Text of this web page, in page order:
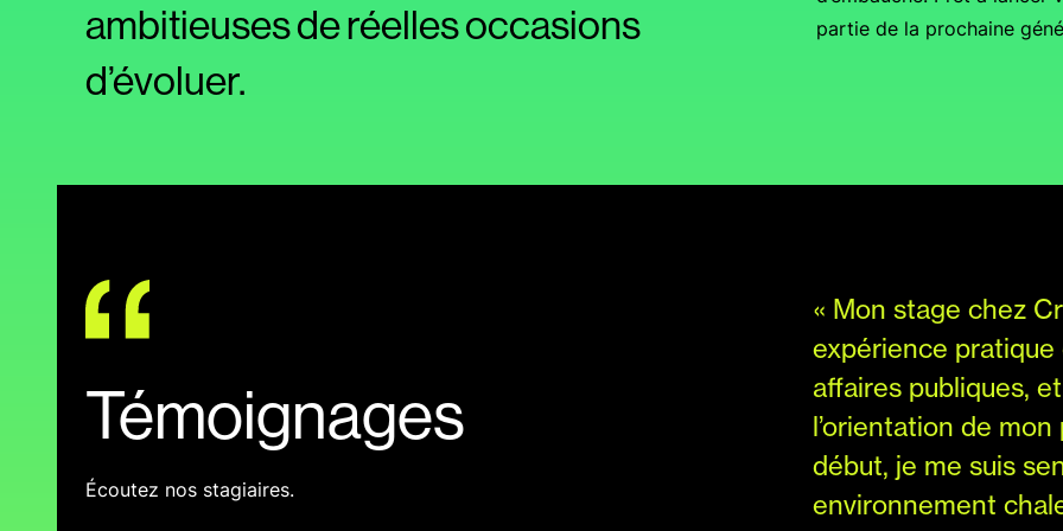
ambitieuses de réelles occasions
d’évoluer.
partie de la prochaine
Témoignages
Écoutez nos stagiaires.
« Mon stage chez
expérience
affaires publiques,
l’orientation de
début, je me suis
environnement